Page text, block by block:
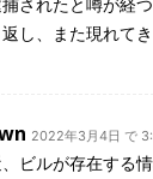
されたと噂が経
し、また現れてき
2022年3月4日 で
ビルが存在する